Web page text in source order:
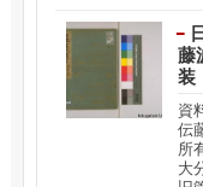
藤
装
資
伝
所
大